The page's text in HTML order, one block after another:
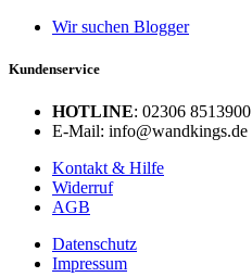
Wir suchen Blogger
Kundenservice
HOTLINE: 02306 8513900
E-Mail: info@wandkings.de
Kontakt & Hilfe
Widerruf
AGB
Datenschutz
Impressum